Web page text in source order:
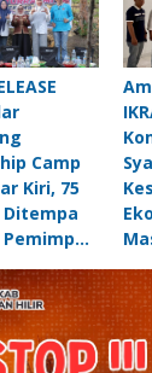
Camp
Kiri, 75
Pemimp…